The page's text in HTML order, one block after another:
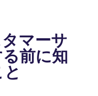
タマーサ
前に知